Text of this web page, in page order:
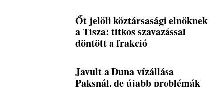
Őt jelöli köztársasági elnöknek
a Tisza: titkos szavazással
döntött a frakció
Javult a Duna vízállása
Paksnál, de újabb problémák